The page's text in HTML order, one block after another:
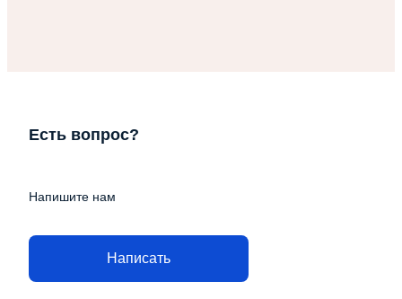
Есть вопрос?
Напишите нам
Написать